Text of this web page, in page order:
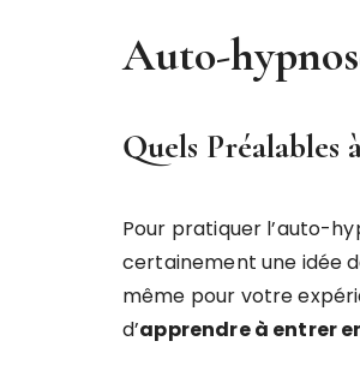
Auto-
Quels Préalables
Pour pratiquer l’auto-
certainement une idée
même pour votre
d’apprendre à entrer